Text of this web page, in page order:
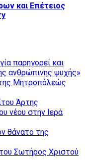
και Επέτειος
παρηγορεί και
ανθρώπινης ψυχής»
Μητροπόλεώς
Άρτης
νέου στην Ιερά
θάνατο της
Σωτήρος Χριστού